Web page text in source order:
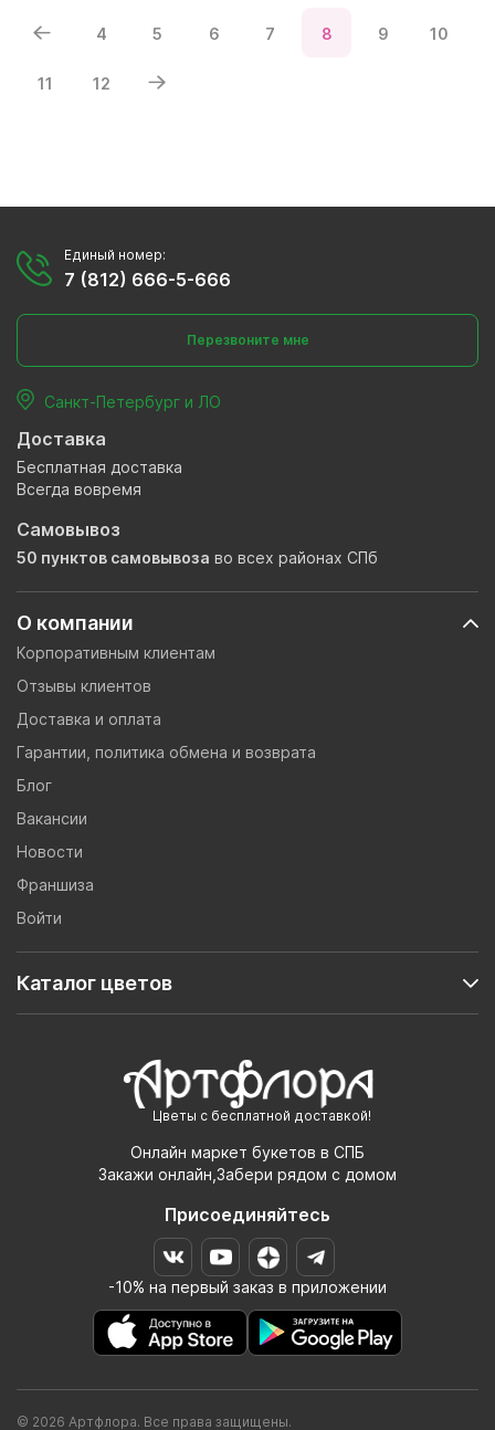
4 5 6 7 8 9 10
11 12
Цветы с бесплатной доставкой!
Онлайн маркет букетов в СПБ
Закажи онлайн,Забери рядом с домом
Присоединяйтесь
-10% на первый заказ в приложении
О компании
Корпоративным клиентам
Отзывы клиентов
Доставка и оплата
Гарантии, политика обмена и возврата
Блог
Вакансии
Новости
Франшиза
Войти
Каталог цветов
Единый номер:
7 (812) 666-5-666
Перезвоните мне
Санкт-Петербург и ЛО
Доставка
Бесплатная доставка
Всегда вовремя
Самовывоз
50 пунктов самовывоза во всех районах СПб
© 2026 Артфлора. Все права защищены.